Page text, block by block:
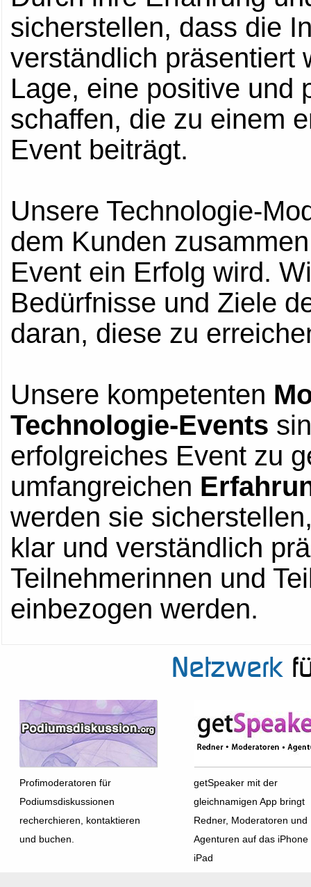
sicherstellen, dass die
verständlich präsentiert
Lage, eine positive und
schaffen, die zu einem
Event beiträgt.
Unsere Technologie-
dem Kunden
Event ein Erfolg wird.
Bedürfnisse und Ziele
daran, diese zu
Unsere kompetenten
Technologie-Events
erfolgreiches Event zu
umfangreichen
werden sie
klar und verständlich
Teilnehmerinnen und
einbezogen werden.
Netzwerk
Profimoderatoren für
Podiumsdiskussionen
recherchieren, kontaktieren
und buchen.
getSpeaker mit der
gleichnamigen App bringt
Redner, Moderatoren und
Agenturen auf das iPhone
iPad